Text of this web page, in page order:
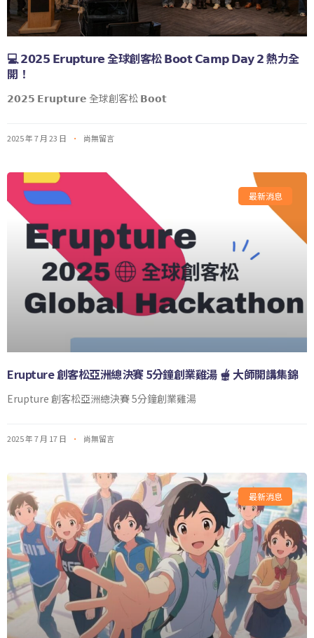
💻 𝟮𝟬𝟮𝟱 𝗘𝗿𝘂𝗽𝘁𝘂𝗿𝗲 全球創客松 𝗕𝗼𝗼𝘁 𝗖𝗮𝗺𝗽 𝗗𝗮𝘆 𝟮 熱力全
開！
𝟮𝟬𝟮𝟱 𝗘𝗿𝘂𝗽𝘁𝘂𝗿𝗲 全球創客松 𝗕𝗼𝗼𝘁
2025 年 7 月 23 日 尚無留言
最新消息
Erupture 創客松亞洲總決賽 5分鐘創業雞湯 🫕 大師開講集錦
Erupture 創客松亞洲總決賽 5分鐘創業雞湯
2025 年 7 月 17 日 尚無留言
最新消息